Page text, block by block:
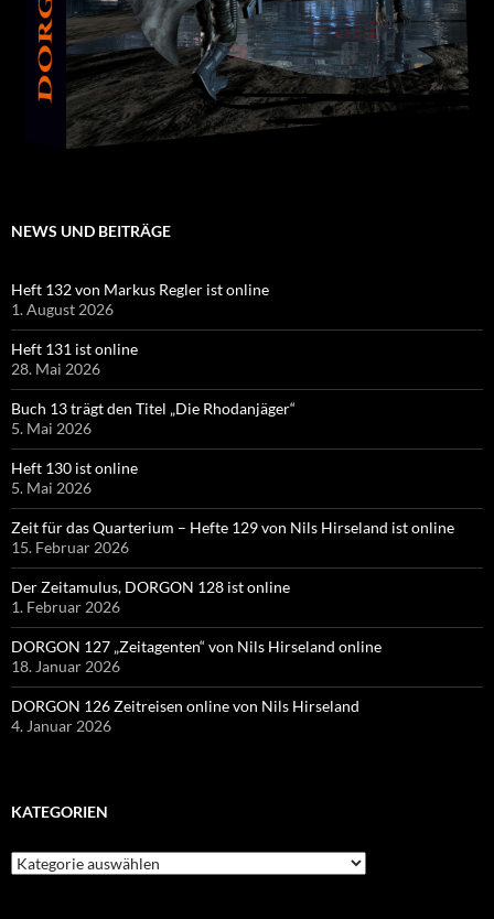
NEWS UND BEITRÄGE
Heft 132 von Markus Regler ist online
1. August 2026
Heft 131 ist online
28. Mai 2026
Buch 13 trägt den Titel „Die Rhodanjäger“
5. Mai 2026
Heft 130 ist online
5. Mai 2026
Zeit für das Quarterium – Hefte 129 von Nils Hirseland ist online
15. Februar 2026
Der Zeitamulus, DORGON 128 ist online
1. Februar 2026
DORGON 127 „Zeitagenten“ von Nils Hirseland online
18. Januar 2026
DORGON 126 Zeitreisen online von Nils Hirseland
4. Januar 2026
KATEGORIEN
Kategorien